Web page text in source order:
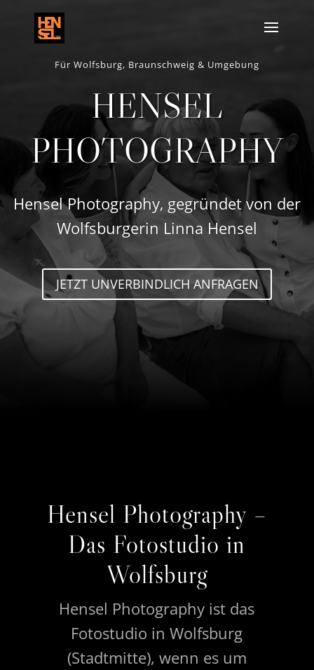
Für Wolfsburg, Braunschweig & Umgebung
HENSEL
PHOTOGRAPHY
Hensel Photography, gegründet von der
Wolfsburgerin Linna Hensel
JETZT UNVERBINDLICH ANFRAGEN
Hensel Photography –
Das Fotostudio in
Wolfsburg
Hensel Photography ist das
Fotostudio in Wolfsburg
(Stadtmitte), wenn es um